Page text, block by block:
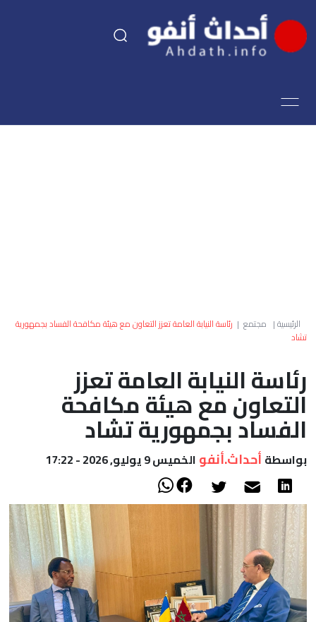
اقتصاد
العالم
الصحراء
الرئيسية| مجتمع | رئاسة النيابة العامة تعزز التعاون مع هيئة مكافحة الفساد بجمهورية
تشاد
رئاسة النيابة العامة تعزز
التعاون مع هيئة مكافحة
الفساد بجمهورية تشاد
بواسطة أحداث.أنفو الخميس 9 يوليو, 2026 - 17:22